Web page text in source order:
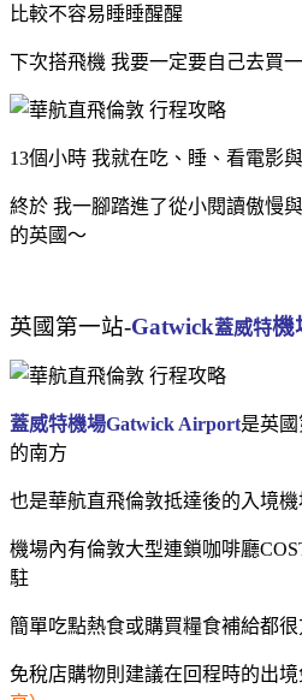
比較不容易睡睡醒醒
下次搭飛機 我要一定要自己去買
13個小時 我就在吃、睡、看電影
終於 我一腳踏進了從小閱讀傲慢
的英國～
英國第一站-Gatwick蓋威特機
蓋威特機場Gatwick Airport是英
的南方
也是華航直飛倫敦抵達後的入境機
機場內有倫敦大型連鎖咖啡廳
駐
簡單吃點熱食或購買糧食補給都很
免稅店購物則建議在回程時的出境